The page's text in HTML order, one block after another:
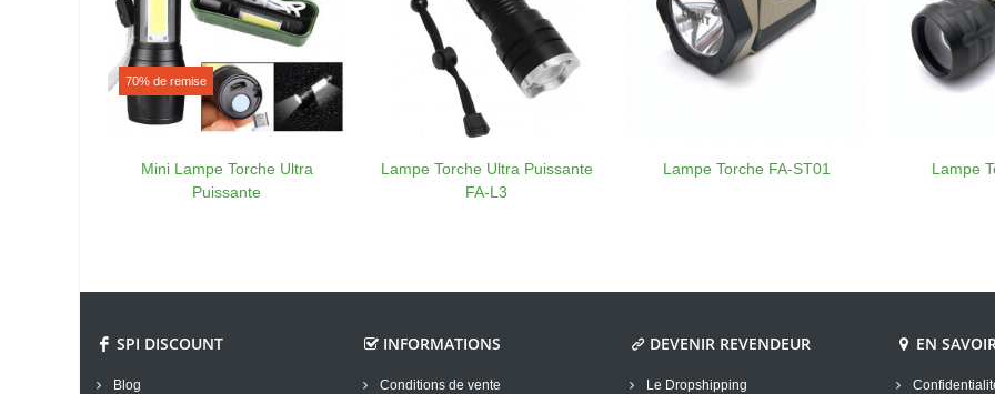
70% de remise
Mini Lampe Torche Ultra
Puissante
Lampe Torche Ultra Puissante
FA-L3
Lampe Torche FA-ST01 Lampe
SPI DISCOUNT
Blog
INFORMATIONS
Conditions de vente
DEVENIR REVENDEUR
Le Dropshipping
EN